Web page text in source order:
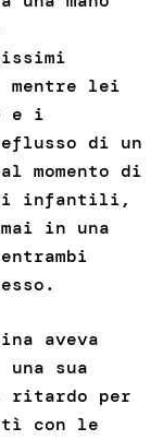
lei
e i
di un
momento di
infantili,
in una
aveva
sua
ritardo per
con le